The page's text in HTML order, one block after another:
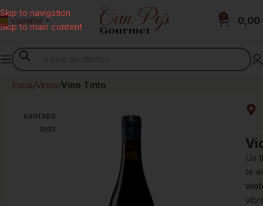
Skip to navigation
Skip to main content
Español ▼
0 0,00
Inicio Vinos Vino Tinto
AGOTADO
2022
Un
te